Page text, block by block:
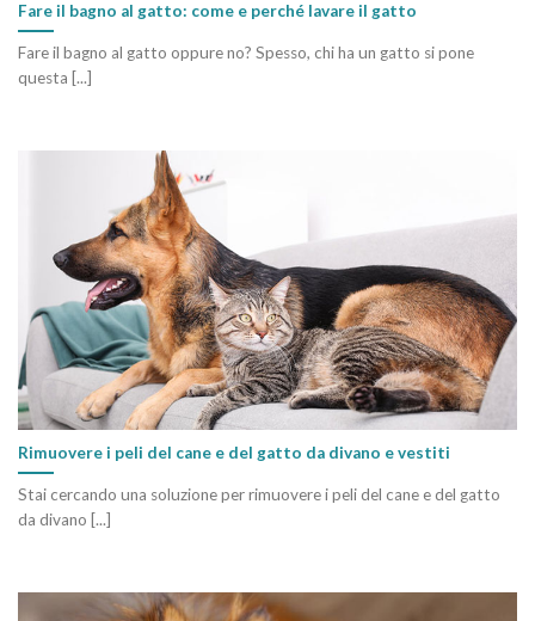
Fare il bagno al gatto: come e perché lavare il gatto
Fare il bagno al gatto oppure no? Spesso, chi ha un gatto si pone
questa [...]
Rimuovere i peli del cane e del gatto da divano e vestiti
Stai cercando una soluzione per rimuovere i peli del cane e del gatto
da divano [...]